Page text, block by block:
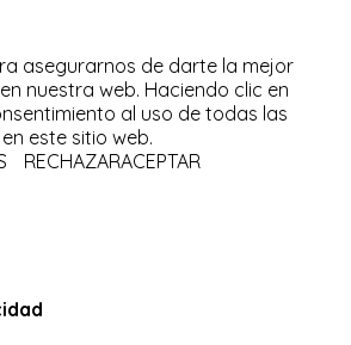
asegurarnos de darte la mejor
nuestra web. Haciendo clic en
al uso de todas las
este sitio web.
RECHAZARACEPTAR